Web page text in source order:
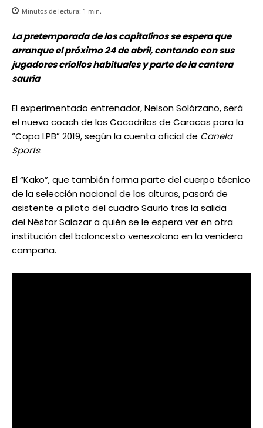
Minutos de lectura: 1 min.
La pretemporada de los capitalinos se espera que
arranque el próximo 24 de abril, contando con sus
jugadores criollos habituales y parte de la cantera
sauria
El experimentado entrenador, Nelson Solórzano, será
el nuevo coach de los Cocodrilos de Caracas para la
“Copa LPB” 2019, según la cuenta oficial de Canela
Sports.
El “Kako”, que también forma parte del cuerpo técnico
de la selección nacional de las alturas, pasará de
asistente a piloto del cuadro Saurio tras la salida
del Néstor Salazar a quién se le espera ver en otra
institución del baloncesto venezolano en la venidera
campaña.